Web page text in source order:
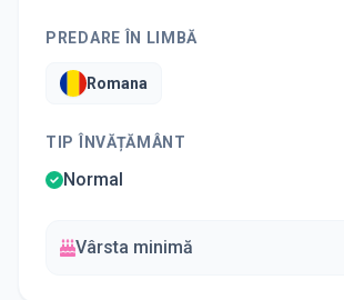
PREDARE ÎN LIMBĂ
Romana
TIP ÎNVĂȚĂMÂNT
Normal
Vârsta minimă